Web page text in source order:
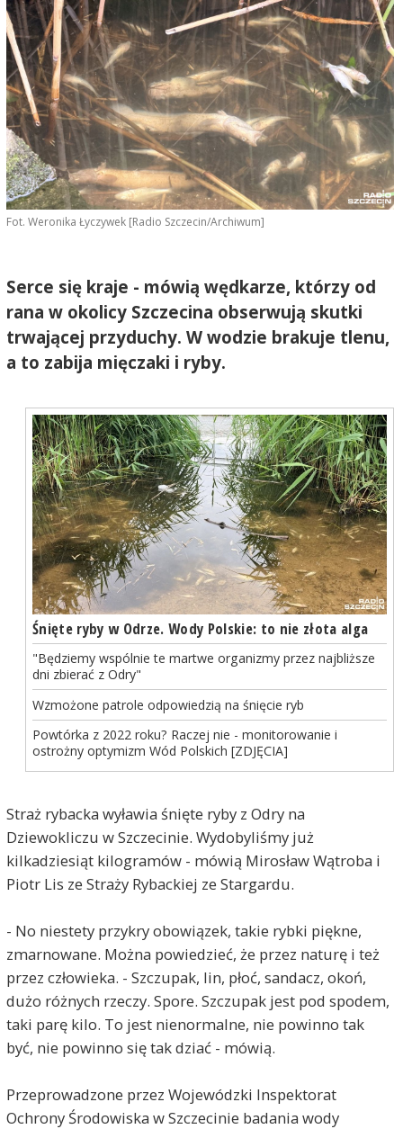
Fot. Weronika Łyczywek [Radio Szczecin/Archiwum]
Serce się kraje - mówią wędkarze, którzy od
rana w okolicy Szczecina obserwują skutki
trwającej przyduchy. W wodzie brakuje tlenu,
a to zabija mięczaki i ryby.
Śnięte ryby w Odrze. Wody Polskie: to nie złota alga
"Będziemy wspólnie te martwe organizmy przez najbliższe
dni zbierać z Odry"
Wzmożone patrole odpowiedzią na śnięcie ryb
Powtórka z 2022 roku? Raczej nie - monitorowanie i
ostrożny optymizm Wód Polskich [ZDJĘCIA]
Straż rybacka wyławia śnięte ryby z Odry na
Dziewokliczu w Szczecinie. Wydobyliśmy już
kilkadziesiąt kilogramów - mówią Mirosław Wątroba i
Piotr Lis ze Straży Rybackiej ze Stargardu.
- No niestety przykry obowiązek, takie rybki piękne,
zmarnowane. Można powiedzieć, że przez naturę i też
przez człowieka. - Szczupak, lin, płoć, sandacz, okoń,
dużo różnych rzeczy. Spore. Szczupak jest pod spodem,
taki parę kilo. To jest nienormalne, nie powinno tak
być, nie powinno się tak dziać - mówią.
Przeprowadzone przez Wojewódzki Inspektorat
Ochrony Środowiska w Szczecinie badania wody